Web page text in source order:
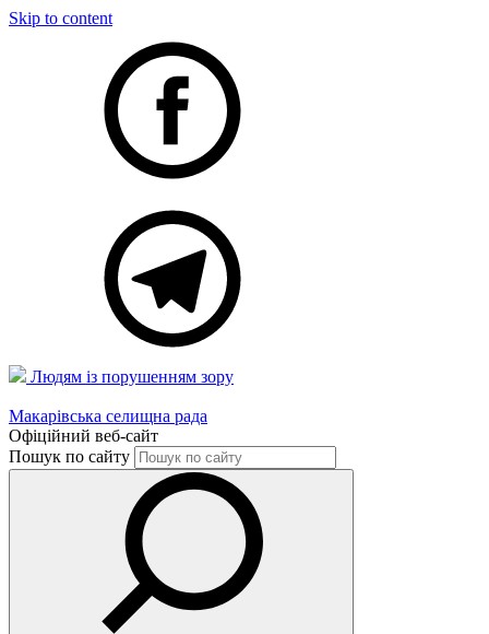
Skip to content
Людям із порушенням зору
Макарівська селищна рада
Офіційний веб-сайт
Пошук по сайту